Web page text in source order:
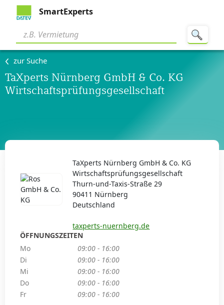
SmartExperts
zur Suche
TaXperts Nürnberg GmbH & Co. KG
Wirtschaftsprüfungsgesellschaft
TaXperts Nürnberg GmbH & Co. KG
Wirtschaftsprüfungsgesellschaft
Thurn-und-Taxis-Straße 29
90411 Nürnberg
Deutschland
taxperts-nuernberg.de
ÖFFNUNGSZEITEN
Mo
09:00 - 16:00
Di
09:00 - 16:00
Mi
09:00 - 16:00
Do
09:00 - 16:00
Fr
09:00 - 16:00